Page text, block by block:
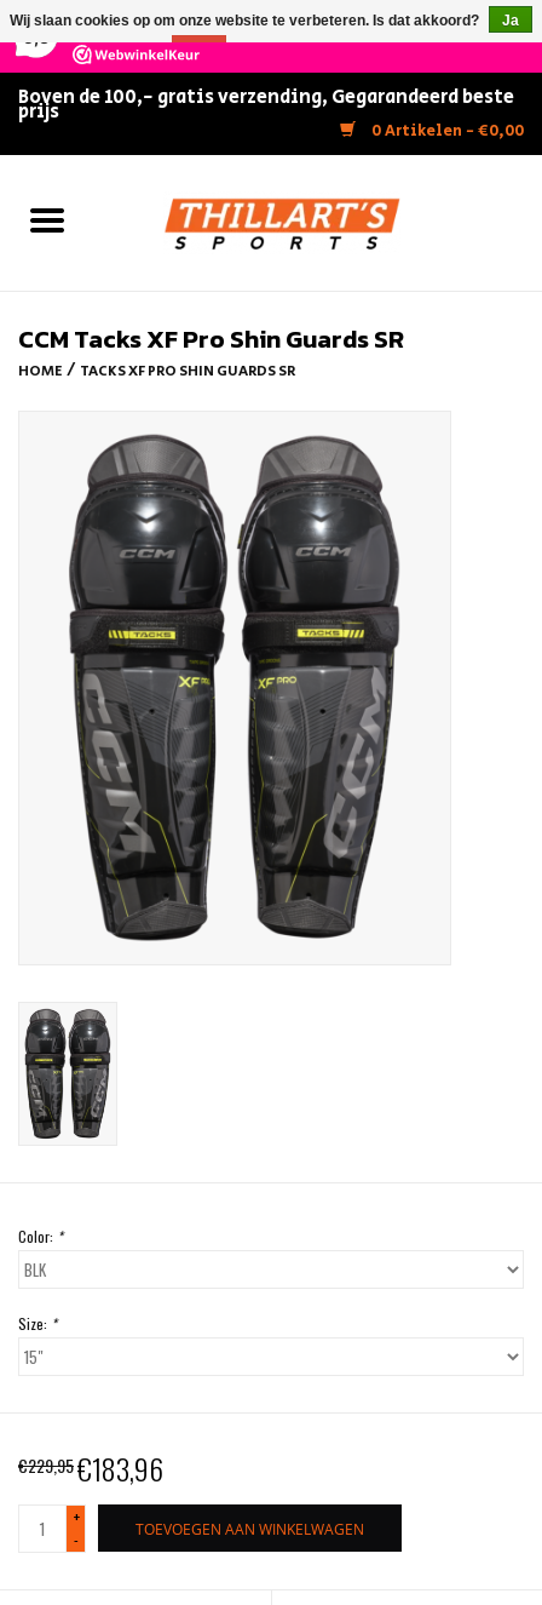
147 Reviews ×
Boven de 100,- gratis verzending, Gegarandeerd beste
prijs
0 Artikelen - €0,00
Home
FITNESS & ULTIMATE SHAPE
Schaatsen
Rolschaatsen
CCM Tacks XF Pro Shin Guards SR
HOME / TACKS XF PRO SHIN GUARDS SR
Color: *
Size: *
€229,95€183,96
+
-
TOEVOEGEN AAN WINKELWAGEN
Wij slaan cookies op om onze website te verbeteren. Is dat akkoord?
Ja
Nee